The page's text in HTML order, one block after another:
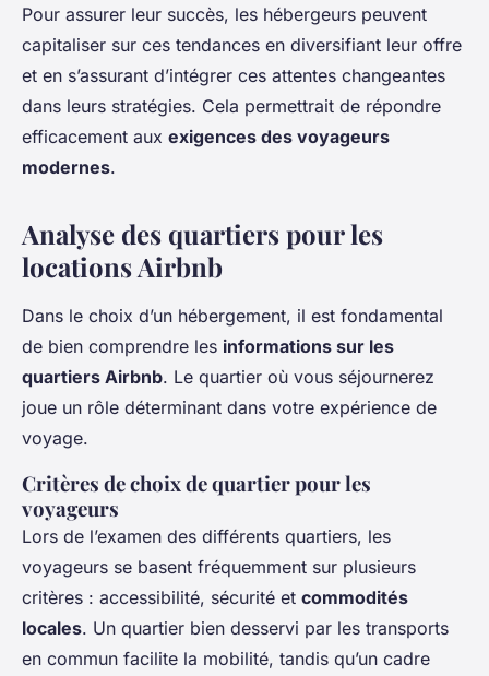
Pour assurer leur succès, les hébergeurs peuvent
capitaliser sur ces tendances en diversifiant leur offre
et en s’assurant d’intégrer ces attentes changeantes
dans leurs stratégies. Cela permettrait de répondre
efficacement aux exigences des voyageurs
modernes.
Analyse des quartiers pour les
locations Airbnb
Dans le choix d’un hébergement, il est fondamental
de bien comprendre les informations sur les
quartiers Airbnb. Le quartier où vous séjournerez
joue un rôle déterminant dans votre expérience de
voyage.
Critères de choix de quartier pour les
voyageurs
Lors de l’examen des différents quartiers, les
voyageurs se basent fréquemment sur plusieurs
critères : accessibilité, sécurité et commodités
locales. Un quartier bien desservi par les transports
en commun facilite la mobilité, tandis qu’un cadre